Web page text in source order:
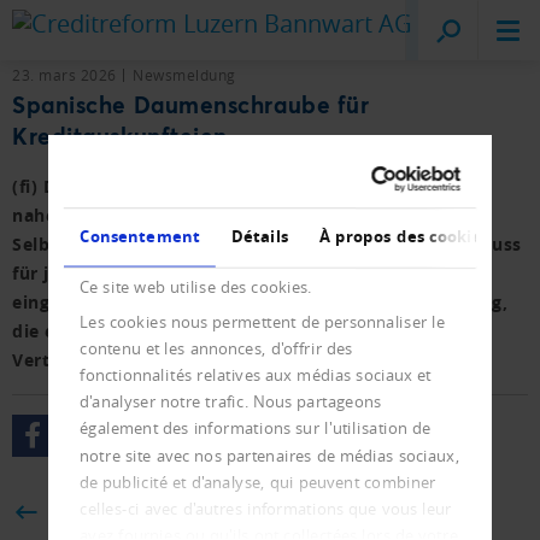
Consentement Détails À propos des cookies
Ce site web utilise des cookies.
Les cookies nous permettent de personnaliser le
contenu et les annonces, d'offrir des
fonctionnalités relatives aux médias sociaux et
d'analyser notre trafic. Nous partageons
également des informations sur l'utilisation de
notre site avec nos partenaires de médias sociaux,
de publicité et d'analyse, qui peuvent combiner
celles-ci avec d'autres informations que vous leur
Creditreform
Lucerne
23. mars 2026 Newsmeldung
Spanische Daumenschraube für
Kreditauskunfteien
(fi) Die spanische Datenschutzbehörde verunmöglicht
nahezu das Monitoring von 3,37 Millionen
Selbständigerwerbenden und Gewerbetrieben. Neu muss
für jede einzelne Bonitätsabklärung eine Zustimmung
eingeholt werden. Das ist eine gefährliche Entwicklung,
die es Gläubigern unmöglich macht, einen
Vertragspartner zu prüfen.
BACK